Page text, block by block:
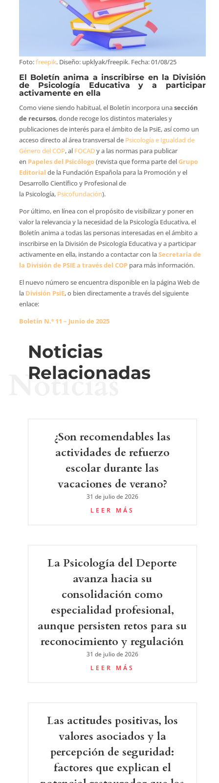
Foto:freepik. Diseño: upklyak/freepik. Fecha: 01/08/25
El Boletín anima a inscribirse en la División
de Psicología Educativa y a participar
activamente en ella
Como viene siendo habitual, el Boletín incorpora unasección
de recursos, donde recoge los distintos materiales y
publicaciones de interés para el ámbito de la PsiE, así como un
acceso directo al área transversal de Psicología e Igualdad de
Género del COP, al FOCADy a las normas para publicar
en Papeles del Psicólogo(revista que forma parte delGrupo
Editorial de la Fundación Española para la Promoción y el
Desarrollo Científico y Profesional de
la Psicología, Psicofundación).
Por último, en línea con el propósito de visibilizar y poner en
valor la relevancia y la necesidad de la Psicología Educativa, el
Boletín anima a todas las personas interesadas en el ámbito a
inscribirse en la División de Psicología Educativa y a participar
activamente en ella, instando a contactar con laSecretaría de
la División de PSIE a través del COPpara más información.
El nuevo número se encuentra disponible en la página Web de
la División PsiE, o bien directamente a través del siguiente
enlace:
Boletín N.º 11 – Junio de 2025
Noticias
Relacionadas
Noticias
¿Son recomendables las
actividades de refuerzo
escolar durante las
vacaciones de verano?
31 de julio de 2026
LEER MÁS
La Psicología del Deporte
avanza hacia su
consolidación como
especialidad profesional,
aunque persisten retos para su
reconocimiento y regulación
31 de julio de 2026
LEER MÁS
Las actitudes positivas, los
valores asociados y la
percepción de seguridad:
factores que explican el